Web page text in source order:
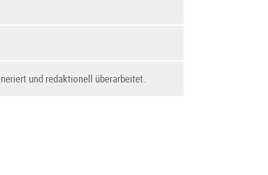
und redaktionell überarbeitet.